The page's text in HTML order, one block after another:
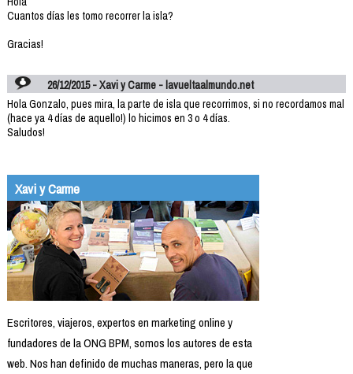
Cuantos días les tomo recorrer la isla?
Gracias!
26/12/2015 - Xavi y Carme - lavueltaalmundo.net
Hola Gonzalo, pues mira, la parte de isla que recorrimos, si no recordamos mal
(hace ya 4 días de aquello!) lo hicimos en 3 o 4 días.
Saludos!
Xavi y Carme
Escritores, viajeros, expertos en marketing online y
fundadores de la ONG BPM, somos los autores de esta
web. Nos han definido de muchas maneras, pero la que